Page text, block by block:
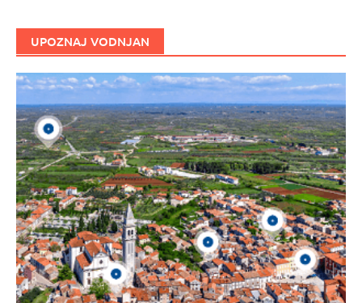
UPOZNAJ VODNJAN